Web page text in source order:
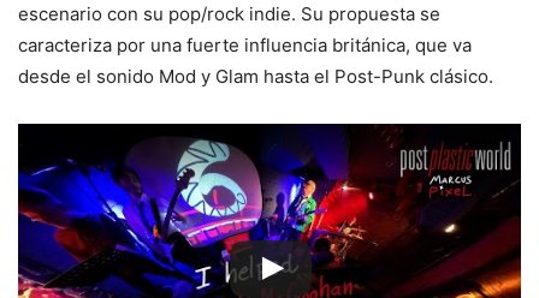
escenario con su pop/rock indie. Su propuesta se
caracteriza por una fuerte influencia británica, que va
desde el sonido Mod y Glam hasta el Post-Punk clásico.